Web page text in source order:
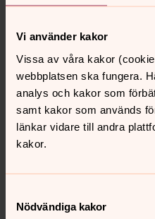
Vi använder kakor
Vissa av våra kakor
webbplatsen ska fungera.
analys och kakor som
samt kakor som används
länkar vidare till andra
kakor.
Nödvändiga kakor
Träffpunkter
Till våra verksamheter och
oavsett livsåskådning. Vi
och församlingslokaler,
samtal. Vi ser fram emot
Synpunkter eller